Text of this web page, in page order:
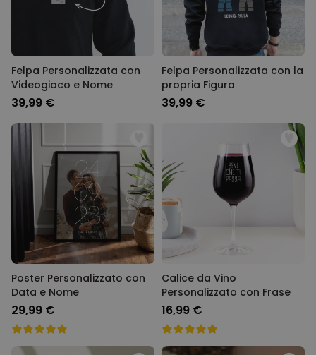
Felpa Personalizzata con
Videogioco e Nome
39,99 €
Felpa Personalizzata con la
propria Figura
39,99 €
Poster Personalizzato con
Data e Nome
29,99 €
Calice da Vino
Personalizzato con Frase
16,99 €